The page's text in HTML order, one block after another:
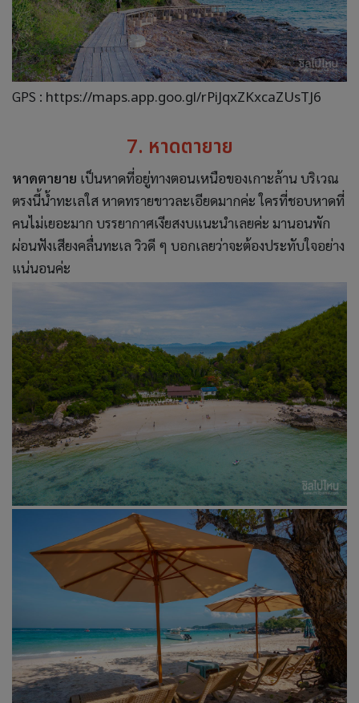
GPS : https://maps.app.goo.gl/rPiJqxZKxcaZUsTJ6
7. หาดตายาย
หาดตายาย เป็นหาดที่อยู่ทางตอนเหนือของเกาะล้าน บริเวณ
ตรงนี้น้ำทะเลใส หาดทรายขาวละเอียดมากค่ะ ใครที่ชอบหาดที่
คนไม่เยอะมาก บรรยากาศเงียสงบแนะนำเลยค่ะ มานอนพัก
ผ่อนฟังเสียงคลื่นทะเล วิวดี ๆ บอกเลยว่าจะต้องประทับใจอย่าง
แน่นอนค่ะ